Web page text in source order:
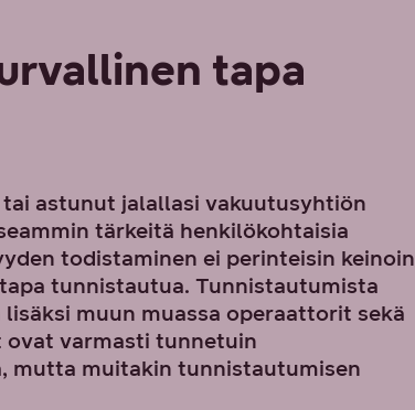
tapa
astunut jalallasi vakuutusyhtiön
tärkeitä henkilökohtaisia
todistaminen ei perinteisin keinoin
tunnistautua. Tunnistautumista
muun muassa operaattorit sekä
varmasti tunnetuin
mutta muitakin tunnistautumisen